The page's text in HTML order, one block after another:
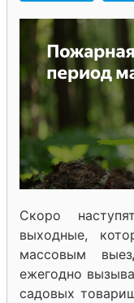
Скоро
выходные,
массовым
ежегодно
садовых